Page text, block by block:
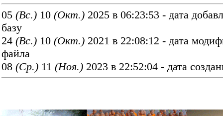
05 (Вс.) 10 (Окт.) 2025 в 06:23:53 - дата
базу
24 (Вс.) 10 (Окт.) 2021 в 22:08:12 - дата
файла
08 (Ср.) 11 (Ноя.) 2023 в 22:52:04 - дата